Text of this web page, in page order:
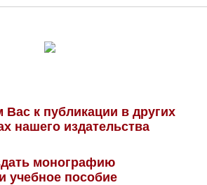
к публикации в других
нашего издательства
монографию
учебное пособие